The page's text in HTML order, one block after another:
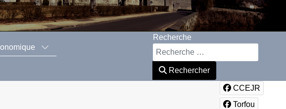
Recherche
Rechercher
CCEJR
Torfou